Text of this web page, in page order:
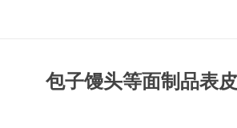
包子馒头等面制品表